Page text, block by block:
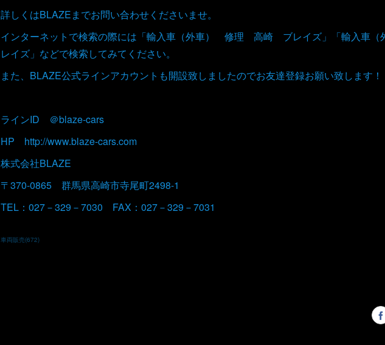
詳しくはBLAZEまでお問い合わせくださいませ。
インターネットで検索の際には「輸入車（外車） 修理 高崎 ブレイズ」「輸入
レイズ」などで検索してみてください。
また、BLAZE公式ラインアカウントも開設致しましたのでお友達登録お願い致します！
ラインID ＠blaze-cars
HP http://www.blaze-cars.com
株式会社BLAZE
〒370-0865 群馬県高崎市寺尾町2498-1
TEL：027－329－7030 FAX：027－329－7031
車両販売(672)